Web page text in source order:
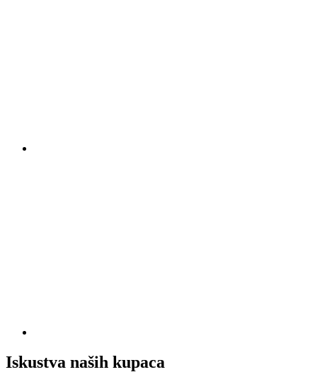
Iskustva naših kupaca